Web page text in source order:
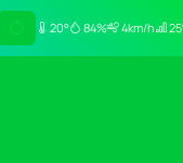
20° 84% 4km/h